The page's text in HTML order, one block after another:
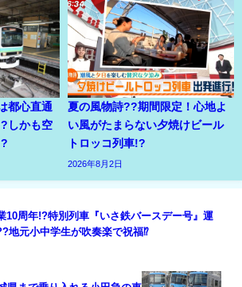
都心直通
しかも空
夏の風物詩??期間限定！心地よ
い風がたまらない夕焼けビール
トロッコ列車!?
2026年8月2日
10周年!?特別列車『いさ鉄バースデー号』運
地元小中学生が吹奏楽で祝福⁉